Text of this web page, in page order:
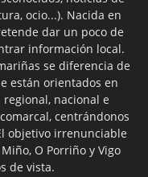
ocio...). Nacida en
dar un poco de
información local.
se diferencia de
están orientados en
nacional e
centrándonos
objetivo irrenunciable
O Porriño y Vigo
de vista.